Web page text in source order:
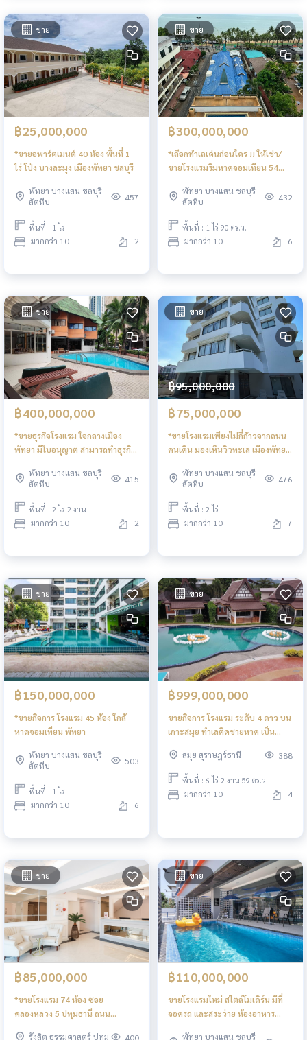
ขาย
฿25,000,000
*ขายอพาร์ตเมนต์ 40 ห้อง พื้นที่ 1
ไร่ โป่ง บางละมุง เมืองพัทยา ชลบุรี
พัทยา บางแสน ชลบุรี
สัตหีบ
457
พื้นที่ : 1 ไร่
มากกว่า 10 2
ขาย
฿300,000,000
*เลือกทำเลเด่นก่อนใคร !! ให้เช่า/
ขายโรงแรมริมหาดจอมเทียน 54
พัทยา บางแสน ชลบุรี
สัตหีบ
432
พื้นที่ : 1 ไร่ 90 ตร.ว.
มากกว่า 10 6
ขาย
฿400,000,000
*ขายธุรกิจโรงแรม ใจกลางเมือง
พัทยา มีใบอนุญาต สามารถทำธุรกิจ
พัทยา บางแสน ชลบุรี
สัตหีบ
415
พื้นที่ : 2 ไร่ 2 งาน
มากกว่า 10 2
ขาย
฿95,000,000
฿75,000,000
*ขายโรงแรมเพียงไม่กี่ก้าวจากถนน
คนเดิน มองเห็นวิวทะเล เมืองพัทยา
เหลือเพียง 75,000,000 บาท
พัทยา บางแสน ชลบุรี
สัตหีบ
476
พื้นที่ : 2 ไร่
มากกว่า 10 7
ขาย
฿150,000,000
*ขายกิจการ โรงแรม 45 ห้อง ใกล้
หาดจอมเทียน พัทยา
พัทยา บางแสน ชลบุรี
สัตหีบ
503
พื้นที่ : 1 ไร่
มากกว่า 10 6
ขาย
฿999,000,000
ขายกิจการ โรงแรม ระดับ 4 ดาว บน
เกาะสมุย ทำเลติดชายหาด เป็น
โนเวท ยังเปิดให้บริการ พร้อมใบ
ประกอบธุรกิจโรงแรม ลงทุนทำธุรกิจ
ต่อได้เลย
สมุย สุราษฎร์ธานี 388
พื้นที่ : 6 ไร่ 2 งาน 59 ตร.ว.
มากกว่า 10 4
ขาย
฿85,000,000
*ขายโรงแรม 74 ห้อง ซอย
คลองหลวง 5 ปทุมธานี ถนน
รังสิต ธรรมศาสตร์ ปทุม 400
ขาย
฿110,000,000
ขายโรงแรมใหม่ สไตล์โมเดิร์น มีที่
จอดรถ และสระว่าย ห้องอาหาร
พัทยา บางแสน ชลบุรี